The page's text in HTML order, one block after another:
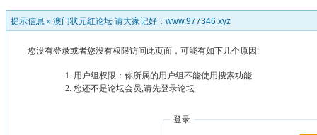
提示信息 » 澳门状元红论坛 请大家记好：www.977346.xyz
您没有登录或者您没有权限访问此页面，可能有如下几个原因:
用户组权限：你所属的用户组不能使用搜索功能
您还不是论坛会员,请先登录论坛
登录